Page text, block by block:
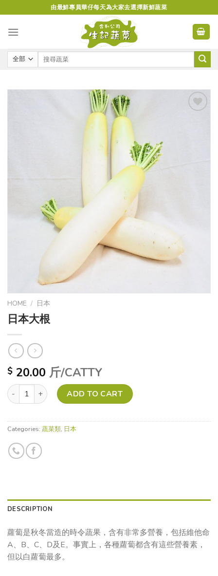
to
content
由最鮮專員華仔每天為大家去選擇新鮮蔬菜
HOME / 日本
日本大根
$ 20.00 斤/CATTY
日本大根 quantity ADD TO CART
Categories: 蔬菜類, 日本
DESCRIPTION
蘿蔔是秋冬當造的時令蔬果，含有非常多營養，包括維他命
A、B、C、D及E。事實上，各種蘿蔔都含有這些營養素，
但以白蘿蔔最多。